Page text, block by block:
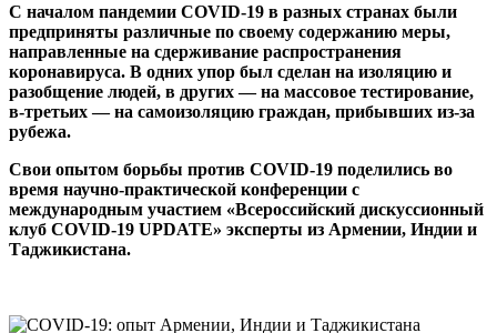
С началом пандемии COVID-19 в разных странах были
предприняты различные по своему содержанию меры,
направленные на сдерживание распространения
коронавируса. В одних упор был сделан на изоляцию и
разобщение людей, в других — на массовое тестирование,
в-третьих — на самоизоляцию граждан, прибывших из-за
рубежа.
Свои опытом борьбы против COVID-19 поделились во
время научно-практической конференции с
международным участием «Всероссийский дискуссионный
клуб COVID-19 UPDATE» эксперты из Армении, Индии и
Таджикистана.